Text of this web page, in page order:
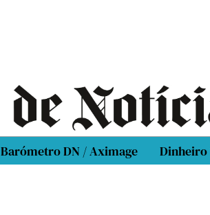
Barómetro DN / Aximage Dinheiro